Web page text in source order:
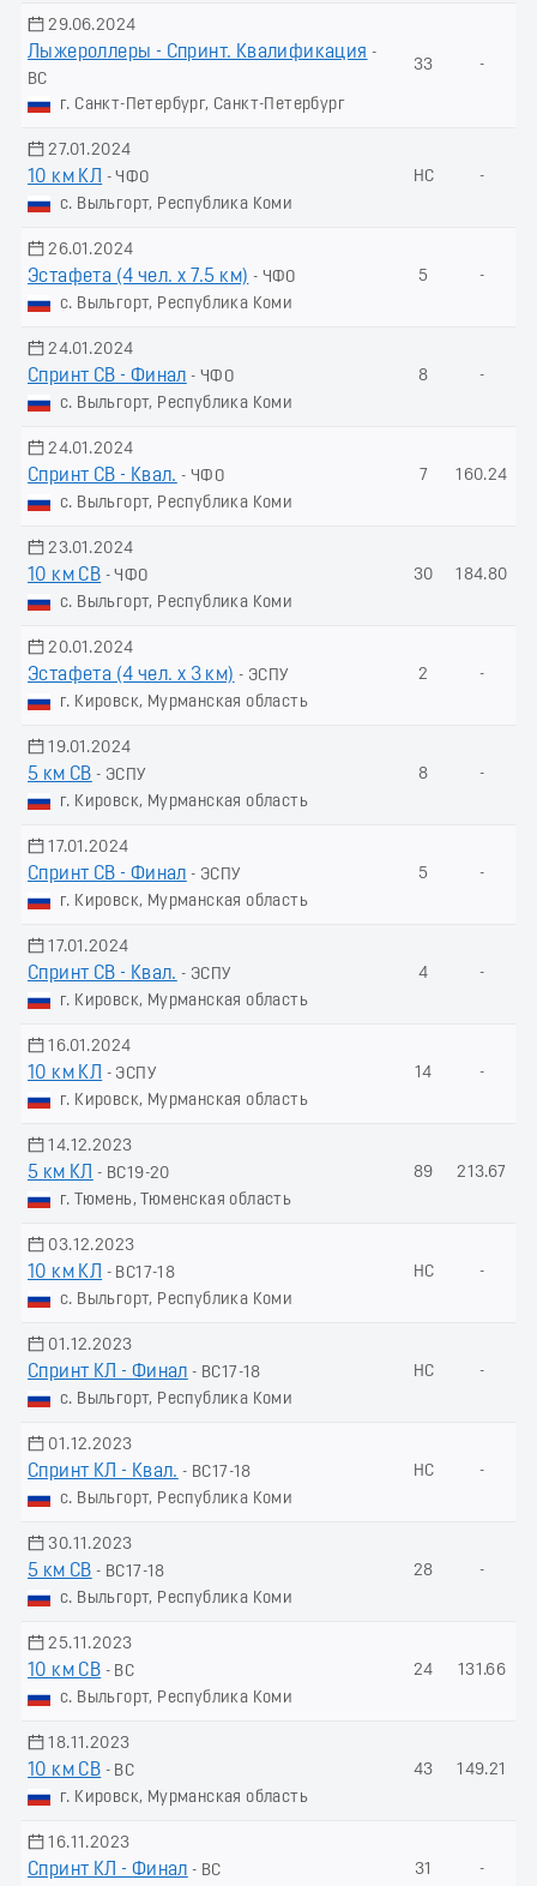
29.06.2024
Лыжероллеры - Спринт. Квалификация -
ВС
г. Санкт-Петербург, Санкт-Петербург
33 -
27.01.2024
10 км КЛ
- ЧФО
с. Выльгорт, Республика Коми
НС -
26.01.2024
Эстафета (4 чел. х 7.5 км) - ЧФО
с. Выльгорт, Республика Коми
5 -
24.01.2024
Спринт СВ - Финал - ЧФО
с. Выльгорт, Республика Коми
8 -
24.01.2024
Спринт СВ - Квал. - ЧФО
с. Выльгорт, Республика Коми
7 160.24
23.01.2024
10 км СВ - ЧФО
с. Выльгорт, Республика Коми
30 184.80
20.01.2024
Эстафета (4 чел. х 3 км) - ЭСПУ
г. Кировск, Мурманская область
2 -
19.01.2024
5 км СВ - ЭСПУ
г. Кировск, Мурманская область
8 -
17.01.2024
Спринт СВ - Финал - ЭСПУ
г. Кировск, Мурманская область
5 -
17.01.2024
Спринт СВ - Квал. - ЭСПУ
г. Кировск, Мурманская область
4 -
16.01.2024
10 км КЛ
- ЭСПУ
г. Кировск, Мурманская область
14 -
14.12.2023
5 км КЛ
- ВС19-20
г. Тюмень, Тюменская область
89 213.67
03.12.2023
10 км КЛ
- ВС17-18
с. Выльгорт, Республика Коми
НС -
01.12.2023
Спринт КЛ - Финал - ВС17-18
с. Выльгорт, Республика Коми
НС -
01.12.2023
Спринт КЛ - Квал. - ВС17-18
с. Выльгорт, Республика Коми
НС -
30.11.2023
5 км СВ - ВС17-18
с. Выльгорт, Республика Коми
28 -
25.11.2023
10 км СВ - ВС
с. Выльгорт, Республика Коми
24 131.66
18.11.2023
10 км СВ - ВС
г. Кировск, Мурманская область
43 149.21
16.11.2023
Спринт КЛ - Финал - ВС
31 -